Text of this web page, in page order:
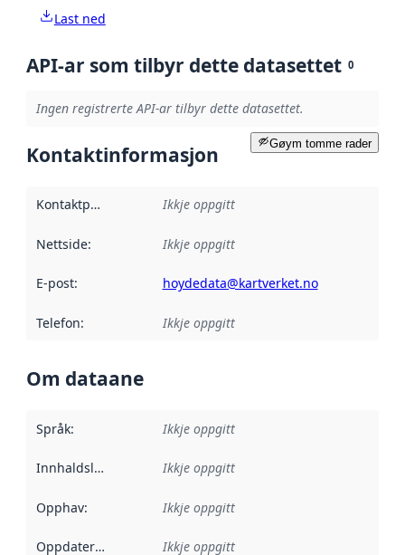
Last ned
API-ar som tilbyr dette datasettet 0
Ingen registrerte API-ar tilbyr dette datasettet.
Gøym tomme rader
Kontaktinformasjon
Kontaktpunkt Ikkje oppgitt
Nettside: Ikkje oppgitt
E-post: hoydedata@kartverket.no
Telefon: Ikkje oppgitt
Om dataane
Språk: Ikkje oppgitt
Innhaldsleverandørar :
Ikkje oppgitt
Opphav: Ikkje oppgitt
Oppdateringsfrekvens :
Ikkje oppgitt